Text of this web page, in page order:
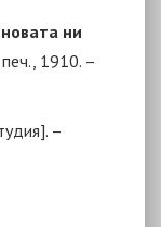
ни
1910. –
–